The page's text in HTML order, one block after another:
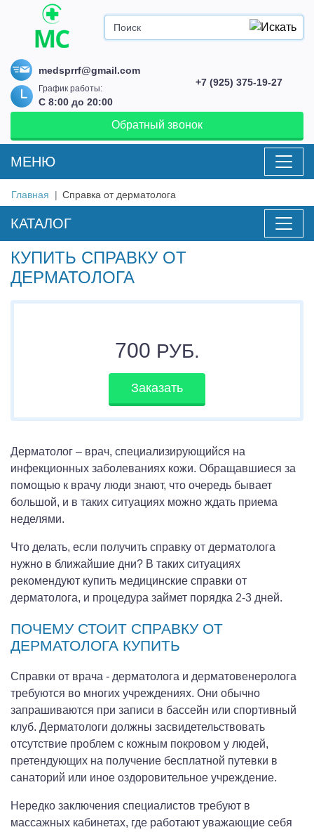
medsprrf@gmail.com
График работы:
С 8:00 до 20:00
+7 (925) 375-19-27
Обратный звонок
MEНЮ
Главная Справка от дерматолога
КАТАЛОГ
КУПИТЬ СПРАВКУ ОТ
ДЕРМАТОЛОГА
700 РУБ.
Заказать
Дерматолог – врач, специализирующийся на
инфекционных заболеваниях кожи. Обращавшиеся за
помощью к врачу люди знают, что очередь бывает
большой, и в таких ситуациях можно ждать приема
неделями.
Что делать, если получить справку от дерматолога
нужно в ближайшие дни? В таких ситуациях
рекомендуют купить медицинские справки от
дерматолога, и процедура займет порядка 2-3 дней.
ПОЧЕМУ СТОИТ СПРАВКУ ОТ
ДЕРМАТОЛОГА КУПИТЬ
Справки от врача - дерматолога и дерматовенеролога
требуются во многих учреждениях. Они обычно
запрашиваются при записи в бассейн или спортивный
клуб. Дерматологи должны засвидетельствовать
отсутствие проблем с кожным покровом у людей,
претендующих на получение бесплатной путевки в
санаторий или иное оздоровительное учреждение.
Нередко заключения специалистов требуют в
массажных кабинетах, где работают уважающие себя